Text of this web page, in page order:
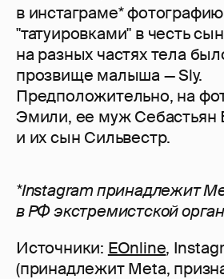
в инстаграме*
"татуировками" в честь
на разных частях тела
прозвище малыша — Sly.
Предположительно, на
Эмили, ее муж Себастьян
и их сын Сильвестр.
*Instagram принадлежит
в РФ экстремистской
Источники: EOnline,
(принадлежит Meta,